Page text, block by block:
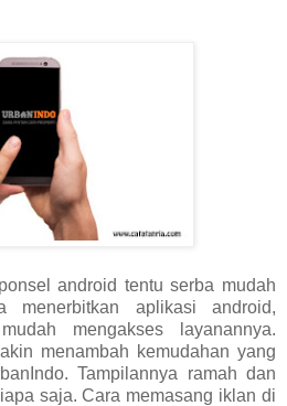
android tentu serba mudah
menerbitkan aplikasi android,
mengakses layanannya.
menambah kemudahan yang
Tampilannya ramah dan
saja. Cara memasang iklan di